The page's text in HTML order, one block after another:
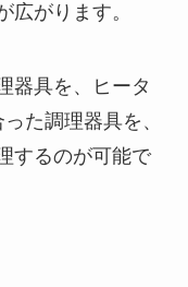
広がります。
器具を、ヒータ
た調理器具を、
するのが可能で